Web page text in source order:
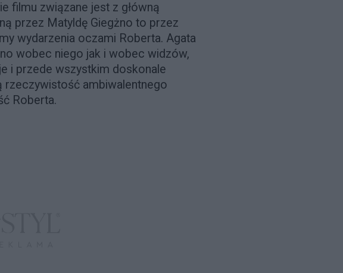
filmu związane jest z główną
przez Matyldę Giegżno to przez
wydarzenia oczami Roberta. Agata
wobec niego jak i wobec widzów,
i przede wszystkim doskonale
rzeczywistość ambiwalentnego
Roberta.